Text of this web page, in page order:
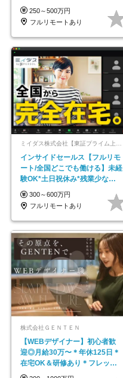
ックス制
250～500万円
フルリモートあり
インサイドセールス【フルリモ
ート/全国どこでも働ける】未経
験OK*土日祝休み*残業少なめ*
在宅勤務手当あり
300～600万円
フルリモートあり
株式会社ＧＥＮＴＥＮ
【WEBデザイナー】初⼼者歓
迎◎⽉給30万〜＊年休125⽇＊
在宅OK＆研修あり＊フレック
ス